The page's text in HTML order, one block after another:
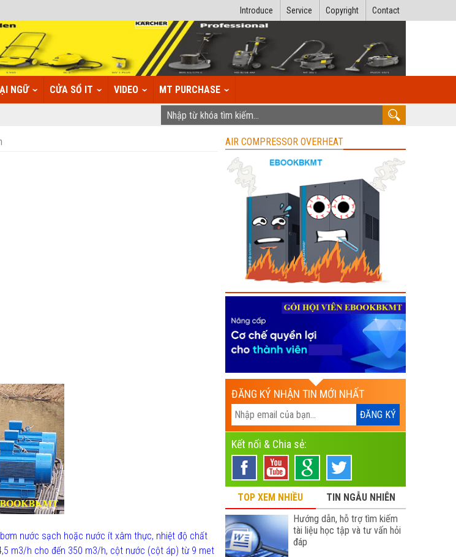
Contact
Copyright
Service
Introduce
NGỮ CỬA SỔ IT VIDEO MT PURCHASE
nước sạch hoặc nước ít xâm thực, nhiệt độ chất
m3/h cho đến 350 m3/h, cột nước (cột áp) từ 9 met
AIR COMPRESSOR OVERHEAT
ĐĂNG KÝ NHẬN TIN MỚI NHẤT
Kết nối & Chia sẻ:
TOP XEM NHIỀU
TIN NGẪU NHIÊN
Hướng dẫn, hỗ trợ tìm kiếm
tài liệu học tập và tư vấn hỏi
đáp